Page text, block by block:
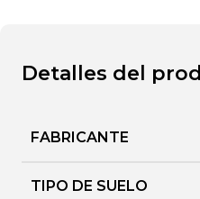
Detalles del
FABRICANTE
TIPO DE SUELO